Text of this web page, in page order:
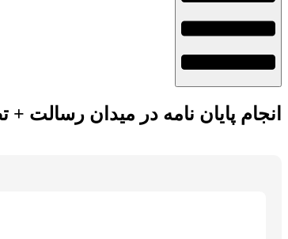
انجام پایان نامه در میدان رسالت +